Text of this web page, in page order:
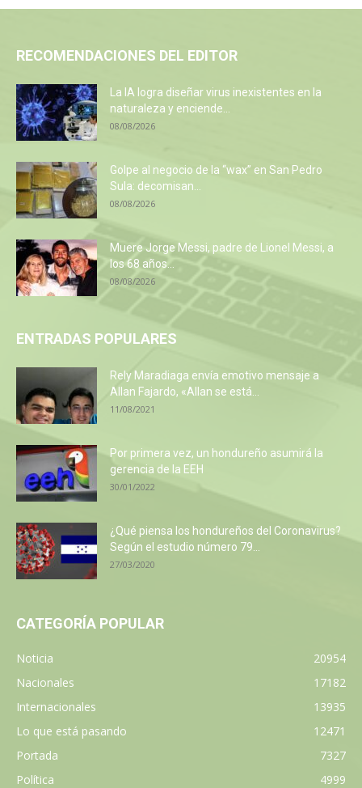
RECOMENDACIONES DEL EDITOR
La IA logra diseñar virus inexistentes en la
naturaleza y enciende...
08/08/2026
Golpe al negocio de la “wax” en San Pedro
Sula: decomisan...
08/08/2026
Muere Jorge Messi, padre de Lionel Messi, a
los 68 años...
08/08/2026
ENTRADAS POPULARES
Rely Maradiaga envía emotivo mensaje a
Allan Fajardo, «Allan se está...
11/08/2021
Por primera vez, un hondureño asumirá la
gerencia de la EEH
30/01/2022
¿Qué piensa los hondureños del Coronavirus?
Según el estudio número 79...
27/03/2020
CATEGORÍA POPULAR
Noticia
20954
Nacionales
17182
Internacionales
13935
Lo que está pasando
12471
Portada
7327
Política
4999